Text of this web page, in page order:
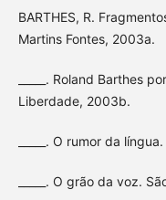
BARTHES, R.
Martins Fontes, 2003a.
_____. Roland Barthes
Liberdade, 2003b.
_____. O rumor da
_____. O grão da voz.